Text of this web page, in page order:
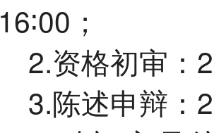
16∶00 ；
2.资格初审： 2
3.陈述申辩： 2